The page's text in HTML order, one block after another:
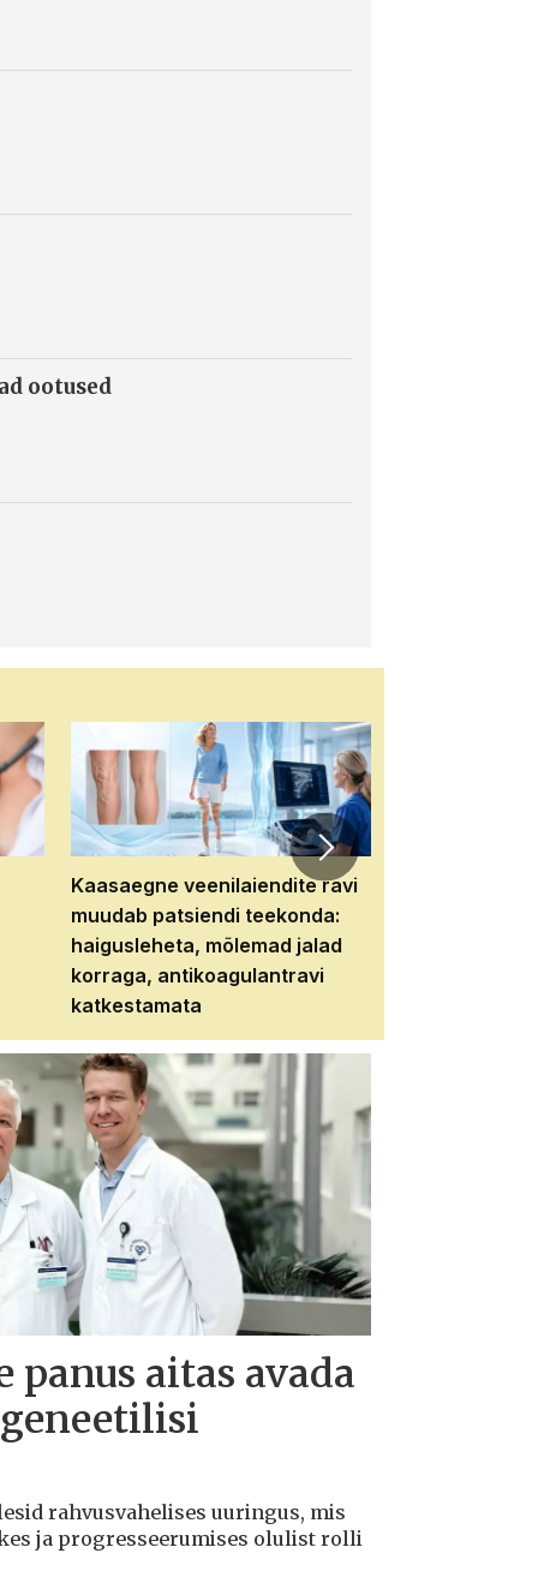
ootused
Kaasaegne veenilaiendite ravi
muudab patsiendi teekonda:
haigusleheta, mõlemad jalad
korraga, antikoagulantravi
katkestamata
panus aitas avada
rahvusvahelises uuringus, mis
ja progresseerumises olulist rolli